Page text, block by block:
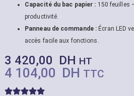
Capacité du bac papier : 150 feuilles
productivité.
Panneau de commande : Écran LED
accès facile aux fonctions.
3 420,00 DH HT
4 104,00 DH TTC